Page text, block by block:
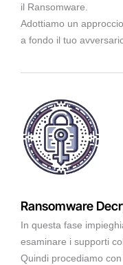
il Ransomware.
Adottiamo un
a fondo il tuo
Ransomware
In questa fase
esaminare i supporti
Quindi procediamo